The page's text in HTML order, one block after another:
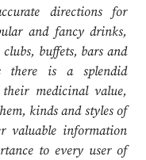
directions for
and fancy drinks,
buffets, bars and
there is a splendid
medicinal value,
kinds and styles of
valuable information
to every user of